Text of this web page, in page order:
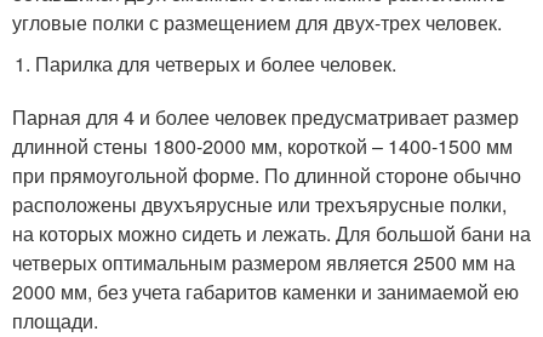
угловые полки с размещением для двух-трех человек.
Парилка для четверых и более человек.
Парная для 4 и более человек предусматривает размер
длинной стены 1800-2000 мм, короткой – 1400-1500 мм
при прямоугольной форме. По длинной стороне обычно
расположены двухъярусные или трехъярусные полки,
на которых можно сидеть и лежать. Для большой бани на
четверых оптимальным размером является 2500 мм на
2000 мм, без учета габаритов каменки и занимаемой ею
площади.